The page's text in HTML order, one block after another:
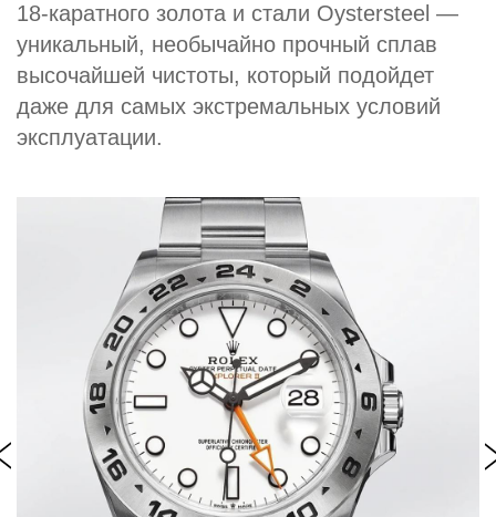
18‑каратного золота и стали Oystersteel —
уникальный, необычайно прочный сплав
высочайшей чистоты, который подойдет
даже для самых экстремальных условий
эксплуатации.